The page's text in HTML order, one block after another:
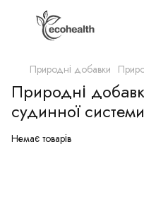
Природні добавки
Природні
судинної системи
Немає товарів